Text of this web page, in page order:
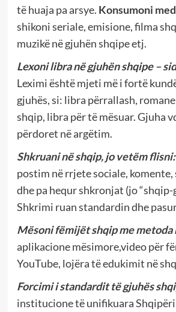
të huaja pa arsye. Konsumoni
shikoni seriale, emisione, filma
muzikë në gjuhën shqipe etj.
Lexoni libra në gjuhën shqipe –
Leximi është mjeti më i fortë
gjuhës, si: libra përrallash,
shqip, libra për të mësuar. Gjuha
përdoret në argëtim.
Shkruani në shqip, jo vetëm flisni:
postim në rrjete sociale,
dhe pa hequr shkronjat (jo “shqip-
Shkrimi ruan standardin dhe
Mësoni fëmijët shqip me metoda
aplikacione mësimore,video për
YouTube, lojëra të edukimit në
Forcimi i standardit të gjuhës
institucione të unifikuara